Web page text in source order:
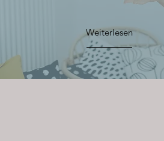
Weiterlesen